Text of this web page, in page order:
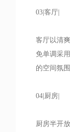
03|客厅|
客厅以清
免单调采
的空间氛
04|厨房|
厨房半开